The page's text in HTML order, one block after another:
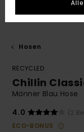
Hosen
RECYCLED
Chillin
Männer Blau Hose
4.0
(2
ECO-BONUS